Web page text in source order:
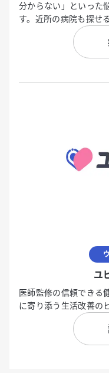
分からない」といった
す。近所の病院も探せ
ユ
医師監修の信頼できる
に寄り添う生活改善の